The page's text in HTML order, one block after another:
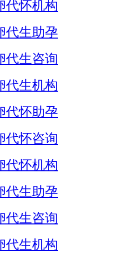
代怀机构
代生助孕
代生咨询
代生机构
代怀助孕
代怀咨询
代怀机构
代生助孕
代生咨询
代生机构